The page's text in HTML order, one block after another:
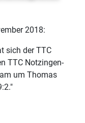
2018:
sich der TTC
TTC Notzingen-
um Thomas